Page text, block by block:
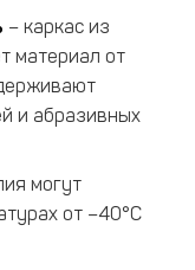
– каркас из
материал от
и абразивных
могут
от –40°C